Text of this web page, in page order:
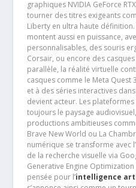
graphiques NVIDIA GeForce
tourner des titres exigeants
Liberty en ultra haute
montent aussi en puissance,
personnalisables, des souris
Corsair, ou encore des
parallèle, la réalité virtuelle
casques comme le Meta Quest
et à des séries interactives
devient acteur. Les
toujours le paysage
productions ambitieuses
Brave New World ou La
numérique se transforme avec
de la recherche visuelle via
Generative Engine Optimization
pensée pour l’intelligence